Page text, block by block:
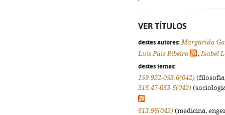
VER TÍTULOS
destes autores: Margarida
Luís Pais Ribeiro
,Isabel
destes temas:
159.922-053.6(042)
316.47-053.6(042)
613.96(042) (medicina,